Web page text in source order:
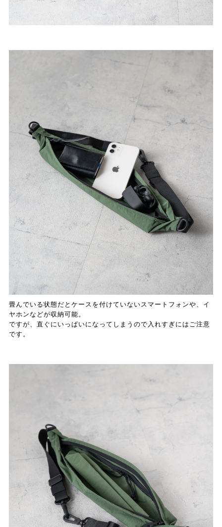
畳んでいる状態だとケースを付けていないスマートフォンや、イ
ヤホンなどが収納可能。
ですが、直ぐにいっぱいになってしまうので入れすぎにはご注意
です。